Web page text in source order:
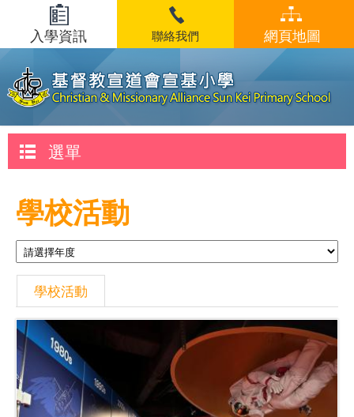
入學資訊 聯絡我們 網頁地圖
選單
學校活動
學校活動